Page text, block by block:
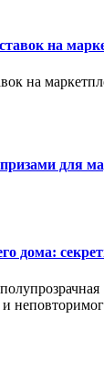
на
на
для
дома:
и